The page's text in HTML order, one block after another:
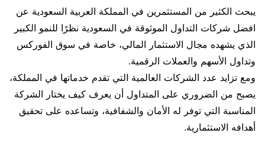
يبحث الكثير من المستثمرين في المملكة العربية السعودية عن
افضل شركات التداول الموثوقة في السعودية نظرًا للنمو الكبير
الذي يشهده مجال الاستثمار المالي، خاصة في سوق الفوركس
وتداول الأسهم والعملات الرقمية.
ومع تزايد عدد الشركات العالمية التي تقدم خدماتها في المملكة،
يصبح من الضروري على المتداول أن يعرف كيف يختار الشركة
المناسبة التي توفر له الأمان والشفافية، وتساعده على تحقيق
أهدافه الاستثمارية.